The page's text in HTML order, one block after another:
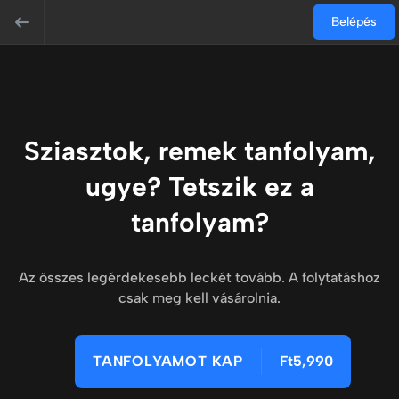
Belépés
Sziasztok, remek tanfolyam,
ugye? Tetszik ez a
tanfolyam?
Az összes legérdekesebb leckét tovább. A folytatáshoz
csak meg kell vásárolnia.
TANFOLYAMOT KAP Ft5,990